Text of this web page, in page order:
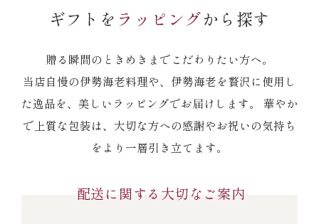
ギフト/贈り物
価格で探す
～￥2,999
ギフトを ラッピングから探す
贈る瞬間のときめきまでこだわりたい方へ。
当店自慢の伊勢海老料理や、伊勢海老を贅沢に使用し
た逸品を、美しいラッピングでお届けします。 華やか
で上質な包装は、大切な方への感謝やお祝いの気持ち
をより一層引き立てます。
配送に関する大切なご案内